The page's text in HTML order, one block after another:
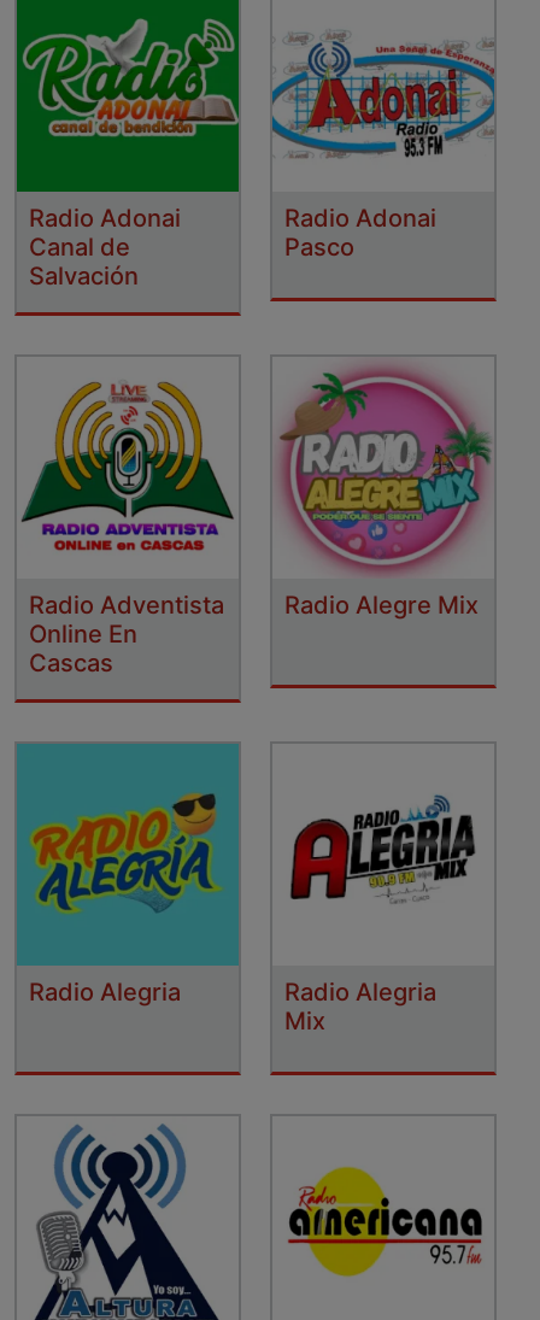
Radio Adonai
Canal de
Salvación
Radio Adonai
Pasco
Radio Adventista
Online En
Cascas
Radio Alegre Mix
Radio Alegria
Radio Alegria
Mix